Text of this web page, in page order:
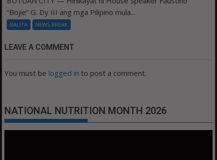
“Bojie” G. Dy III ang mga Pilipino mula...
BALITA NEWS BREAK
LEAVE A COMMENT
You must be logged in to post a comment.
NATIONAL NUTRITION MONTH 2026